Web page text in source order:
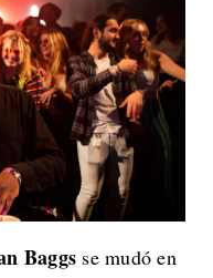
Baggs se mudó en